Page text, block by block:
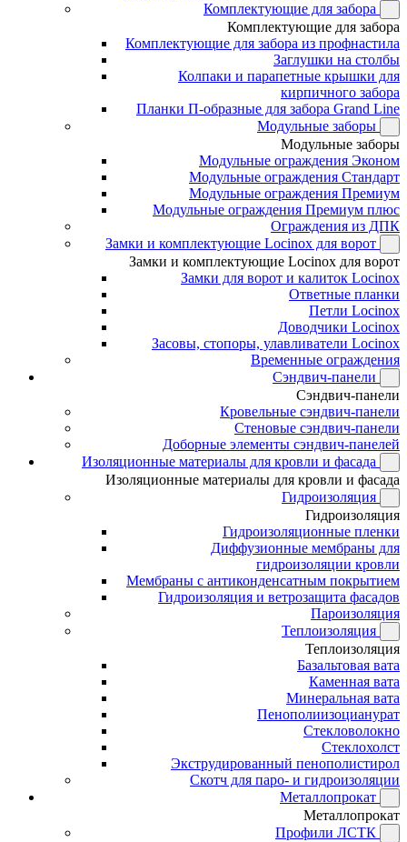
Комплектующие для забора
Комплектующие для забора
Комплектующие для забора из профнастила
Заглушки на столбы
Колпаки и парапетные крышки для
кирпичного забора
Планки П-образные для забора Grand Line
Модульные заборы
Модульные заборы
Модульные ограждения Эконом
Модульные ограждения Стандарт
Модульные ограждения Премиум
Модульные ограждения Премиум плюс
Ограждения из ДПК
Замки и комплектующие Locinox для ворот
Замки и комплектующие Locinox для ворот
Замки для ворот и калиток Locinox
Ответные планки
Петли Locinox
Доводчики Locinox
Засовы, стопоры, улавливатели Locinox
Временные ограждения
Сэндвич-панели
Сэндвич-панели
Кровельные сэндвич-панели
Стеновые сэндвич-панели
Доборные элементы сэндвич-панелей
Изоляционные материалы для кровли и фасада
Изоляционные материалы для кровли и фасада
Гидроизоляция
Гидроизоляция
Гидроизоляционные пленки
Диффузионные мембраны для
гидроизоляции кровли
Мембраны с антиконденсатным покрытием
Гидроизоляция и ветрозащита фасадов
Пароизоляция
Теплоизоляция
Теплоизоляция
Базальтовая вата
Каменная вата
Минеральная вата
Пенополиизоцианурат
Стекловолокно
Стеклохолст
Экструдированный пенополистирол
Скотч для паро- и гидроизоляции
Металлопрокат
Металлопрокат
Профили ЛСТК